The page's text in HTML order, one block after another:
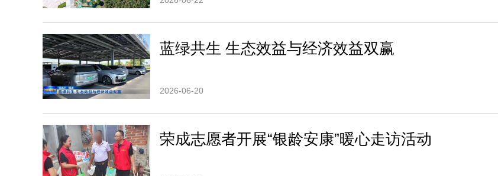
蓝绿共生 生态效益与经济效益双赢
2026-06-20
荣成志愿者开展“银龄安康”暖心走访活动